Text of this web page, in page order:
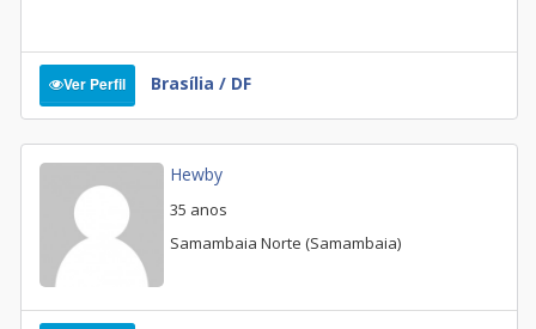
Ver Perfil Brasília / DF
Hewby
35 anos
Samambaia Norte (Samambaia)